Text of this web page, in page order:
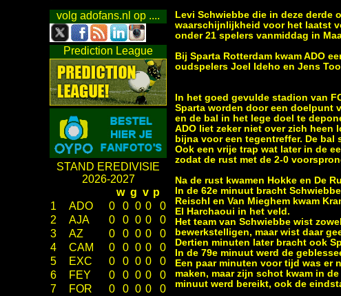
volg adofans.nl op ....
Prediction League
STAND EREDIVISIE
2026-2027
w g v p
1
ADO 0 0 0 0
0
2
AJA 0 0 0 0
0
3
AZ 0 0 0 0
0
4
CAM 0 0 0 0
0
5
EXC 0 0 0 0
0
6
FEY 0 0 0 0
0
7
FOR 0 0 0 0
0
Levi Schwiebbe die in deze derde
waarschijnlijkheid voor het laatst
onder 21 spelers vanmiddag in
Bij Sparta Rotterdam kwam ADO
oudspelers Joel Ideho en Jens
In het goed gevulde stadion van
Sparta worden door een doelpunt
en de bal in het lege doel te
ADO liet zeker niet over zich heen
bijna voor een tegentreffer. De bal
Ook een vrije trap wat later in de
zodat de rust met de 2-0
Na de rust kwamen Hokke en De
In de 62e minuut bracht
Reischl en Van Mieghem kwam
El Harchaoui in het veld.
Het team van Schwiebbe wist
bewerkstelligen, maar wist daar
Dertien minuten later bracht ook
In de 79e minuut werd de
Een paar minuten voor tijd was er
maken, maar zijn schot kwam in
minuut werd bereikt, ook de